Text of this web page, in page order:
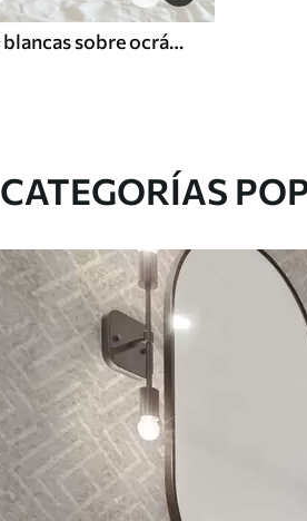
Patrón de hojas blancas sobre ocráceo cálido, ritmo arremolinado
CATEGORÍAS